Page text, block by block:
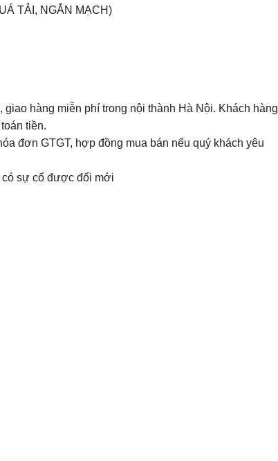
TẢI, NGẮN MẠCH)
hàng miễn phí trong nội thành Hà Nội. Khách hàng
tiền.
đơn GTGT, hợp đồng mua bán nếu quý khách yêu
có sự cố được đổi mới